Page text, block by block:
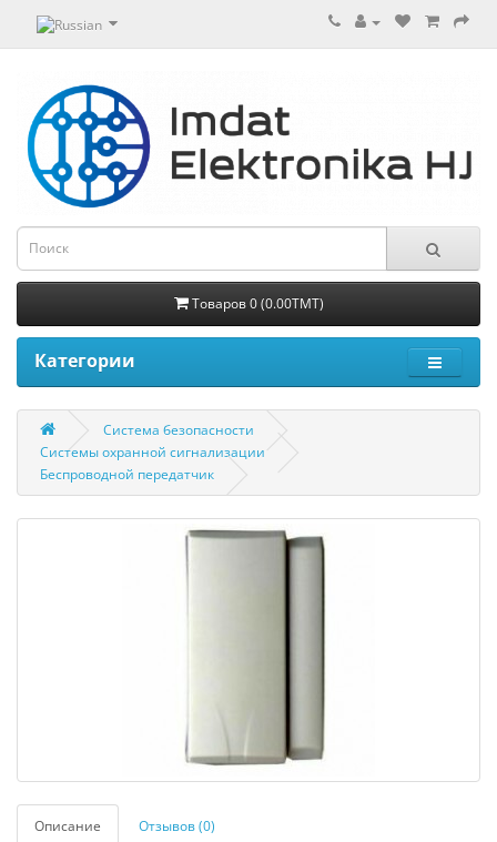
Товаров 0 (0.00TMT)
Категории
Система безопасности
Системы охранной сигнализации
Беспроводной передатчик
Описание Отзывов (0)